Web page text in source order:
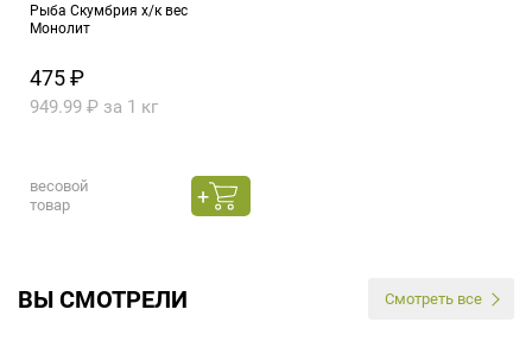
Рыба Скумбрия х/к вес
Монолит
475 ₽
949.99 ₽ за 1 кг
весовой
товар
ВЫ СМОТРЕЛИ Смотреть все